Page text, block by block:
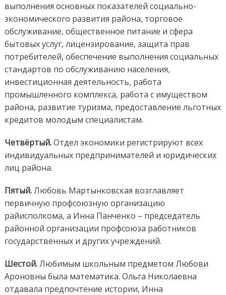
выполнения основных показателей социально-
экономического развития района, торговое
обслуживание, общественное питание и сфера
бытовых услуг, лицензирование, защита прав
потребителей, обеспечение выполнения социальных
стандартов по обслуживанию населения,
инвестиционная деятельность, работа
промышленного комплекса, работа с имуществом
района, развитие туризма, предоставление льготных
кредитов молодым специалистам.
Четвёртый.Отдел экономики регистрируют всех
индивидуальных предпринимателей и юридических
лиц района.
Пятый.Любовь Мартынковская возглавляет
первичную профсоюзную организацию
райисполкома, а Инна Панченко – председатель
районной организации профсоюза работников
государственных и других учреждений.
Шестой.Любимым школьным предметом Любови
Ароновны была математика. Ольга Николаевна
отдавала предпочтение истории, Инна